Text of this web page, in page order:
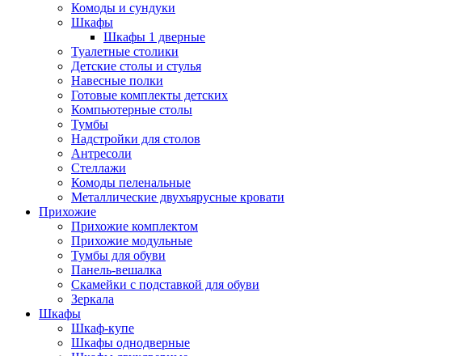
Комоды и сундуки
Шкафы
Шкафы 1 дверные
Туалетные столики
Детские столы и стулья
Навесные полки
Готовые комплекты детских
Компьютерные столы
Тумбы
Надстройки для столов
Антресоли
Стеллажи
Комоды пеленальные
Металлические двухъярусные кровати
Прихожие
Прихожие комплектом
Прихожие модульные
Тумбы для обуви
Панель-вешалка
Скамейки с подставкой для обуви
Зеркала
Шкафы
Шкаф-купе
Шкафы однодверные